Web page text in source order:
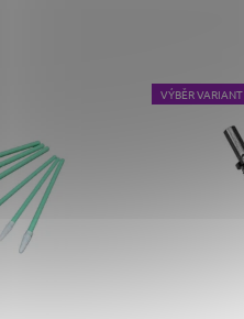
VÝBĚR VARIANT